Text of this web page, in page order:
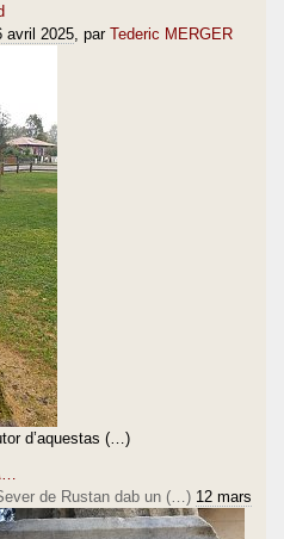
avril 2025 , par Tederic MERGER
d’aquestas (…)
de Rustan dab un (…) 12 mars